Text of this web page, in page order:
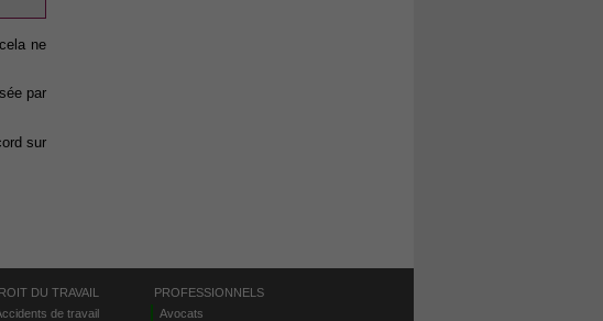
ne
par
sur
DU TRAVAIL
de travail
PROFESSIONNELS
Avocats